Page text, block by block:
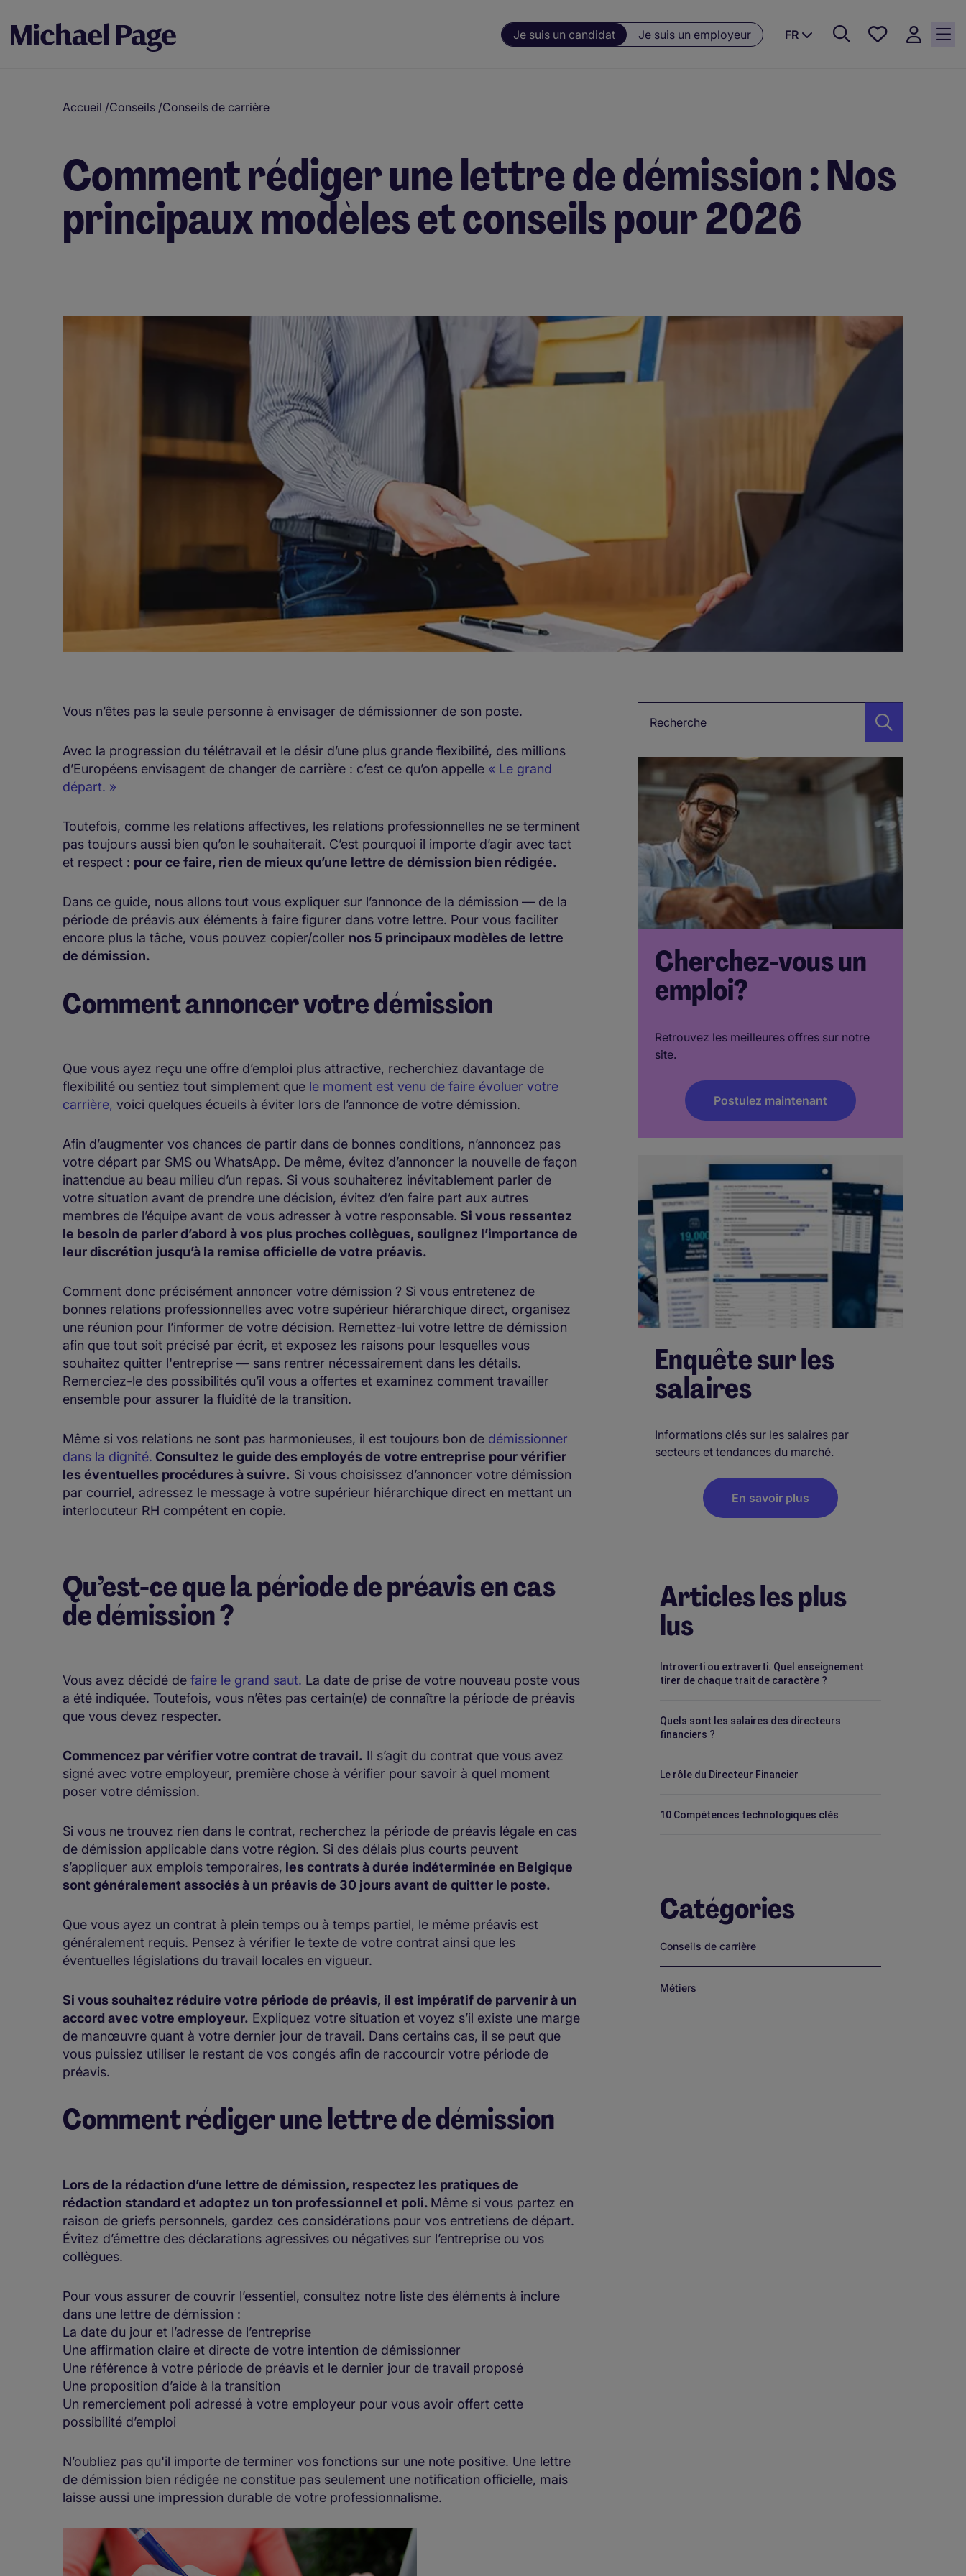
Je suis un candidat Je suis un employeur FR
Favoris, 0
Accueil /Conseils /Conseils de carrière
Comment rédiger une lettre de démission : Nos
principaux modèles et conseils pour 2026
Vous n’êtes pas la seule personne à envisager de démissionner de son poste.
Avec la progression du télétravail et le désir d’une plus grande flexibilité, des millions
d’Européens envisagent de changer de carrière : c’est ce qu’on appelle « Le grand
départ. »
Toutefois, comme les relations affectives, les relations professionnelles ne se terminent
pas toujours aussi bien qu’on le souhaiterait. C’est pourquoi il importe d’agir avec tact
et respect : pour ce faire, rien de mieux qu’une lettre de démission bien rédigée.
Dans ce guide, nous allons tout vous expliquer sur l’annonce de la démission — de la
période de préavis aux éléments à faire figurer dans votre lettre. Pour vous faciliter
encore plus la tâche, vous pouvez copier/coller nos 5 principaux modèles de lettre
de démission.
Comment annoncer votre démission
Que vous ayez reçu une offre d’emploi plus attractive, recherchiez davantage de
flexibilité ou sentiez tout simplement que le moment est venu de faire évoluer votre
carrière, voici quelques écueils à éviter lors de l’annonce de votre démission.
Afin d’augmenter vos chances de partir dans de bonnes conditions, n’annoncez pas
votre départ par SMS ou WhatsApp. De même, évitez d’annoncer la nouvelle de façon
inattendue au beau milieu d’un repas. Si vous souhaiterez inévitablement parler de
votre situation avant de prendre une décision, évitez d’en faire part aux autres
membres de l’équipe avant de vous adresser à votre responsable. Si vous ressentez
le besoin de parler d’abord à vos plus proches collègues, soulignez l’importance de
leur discrétion jusqu’à la remise officielle de votre préavis.
Comment donc précisément annoncer votre démission ? Si vous entretenez de
bonnes relations professionnelles avec votre supérieur hiérarchique direct, organisez
une réunion pour l’informer de votre décision. Remettez-lui votre lettre de démission
afin que tout soit précisé par écrit, et exposez les raisons pour lesquelles vous
souhaitez quitter l'entreprise — sans rentrer nécessairement dans les détails.
Remerciez-le des possibilités qu’il vous a offertes et examinez comment travailler
ensemble pour assurer la fluidité de la transition.
Même si vos relations ne sont pas harmonieuses, il est toujours bon de démissionner
dans la dignité. Consultez le guide des employés de votre entreprise pour vérifier
les éventuelles procédures à suivre. Si vous choisissez d’annoncer votre démission
par courriel, adressez le message à votre supérieur hiérarchique direct en mettant un
interlocuteur RH compétent en copie.
Qu’est-ce que la période de préavis en cas
de démission ?
Vous avez décidé de faire le grand saut. La date de prise de votre nouveau poste vous
a été indiquée. Toutefois, vous n’êtes pas certain(e) de connaître la période de préavis
que vous devez respecter.
Commencez par vérifier votre contrat de travail. Il s’agit du contrat que vous avez
signé avec votre employeur, première chose à vérifier pour savoir à quel moment
poser votre démission.
Si vous ne trouvez rien dans le contrat, recherchez la période de préavis légale en cas
de démission applicable dans votre région. Si des délais plus courts peuvent
s’appliquer aux emplois temporaires, les contrats à durée indéterminée en Belgique
sont généralement associés à un préavis de 30 jours avant de quitter le poste.
Que vous ayez un contrat à plein temps ou à temps partiel, le même préavis est
généralement requis. Pensez à vérifier le texte de votre contrat ainsi que les
éventuelles législations du travail locales en vigueur.
Si vous souhaitez réduire votre période de préavis, il est impératif de parvenir à un
accord avec votre employeur. Expliquez votre situation et voyez s’il existe une marge
de manœuvre quant à votre dernier jour de travail. Dans certains cas, il se peut que
vous puissiez utiliser le restant de vos congés afin de raccourcir votre période de
préavis.
Comment rédiger une lettre de démission
Lors de la rédaction d’une lettre de démission, respectez les pratiques de
rédaction standard et adoptez un ton professionnel et poli. Même si vous partez en
raison de griefs personnels, gardez ces considérations pour vos entretiens de départ.
Évitez d’émettre des déclarations agressives ou négatives sur l’entreprise ou vos
collègues.
Pour vous assurer de couvrir l’essentiel, consultez notre liste des éléments à inclure
dans une lettre de démission :
La date du jour et l’adresse de l’entreprise
Une affirmation claire et directe de votre intention de démissionner
Une référence à votre période de préavis et le dernier jour de travail proposé
Une proposition d’aide à la transition
Un remerciement poli adressé à votre employeur pour vous avoir offert cette
possibilité d’emploi
N’oubliez pas qu'il importe de terminer vos fonctions sur une note positive. Une lettre
de démission bien rédigée ne constitue pas seulement une notification officielle, mais
laisse aussi une impression durable de votre professionnalisme.
Cherchez-vous un
emploi?
Retrouvez les meilleures offres sur notre
site.
Postulez maintenant
Enquête sur les
salaires
Informations clés sur les salaires par
secteurs et tendances du marché.
En savoir plus
Articles les plus
lus
Introverti ou extraverti. Quel enseignement
tirer de chaque trait de caractère ?
Quels sont les salaires des directeurs
financiers ?
Le rôle du Directeur Financier
10 Compétences technologiques clés
Catégories
Conseils de carrière
Métiers